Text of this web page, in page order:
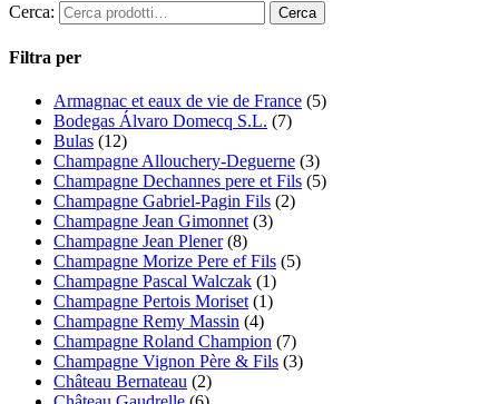
Cerca:
Filtra per
Armagnac et eaux de vie de France (5)
Bodegas Álvaro Domecq S.L. (7)
Bulas (12)
Champagne Allouchery-Deguerne (3)
Champagne Dechannes pere et Fils (5)
Champagne Gabriel-Pagin Fils (2)
Champagne Jean Gimonnet (3)
Champagne Jean Plener (8)
Champagne Morize Pere ef Fils (5)
Champagne Pascal Walczak (1)
Champagne Pertois Moriset (1)
Champagne Remy Massin (4)
Champagne Roland Champion (7)
Champagne Vignon Père & Fils (3)
Château Bernateau (2)